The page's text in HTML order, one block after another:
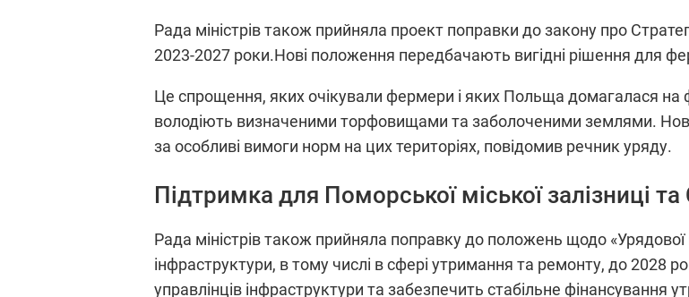
Рада міністрів також прийняла проект поправки до закону про
2023-2027 роки.Нові положення передбачають вигідні рішення для
Це спрощення, яких очікували фермери і яких Польща домагалася на
володіють визначеними торфовищами та заболоченими землями.
за особливі вимоги норм на цих територіях, повідомив речник уряду.
Підтримка для Поморської міської залізниці
Рада міністрів також прийняла поправку до положень щодо «Урядової
інфраструктури, в тому числі в сфері утримання та ремонту, до 2028
управлінців інфраструктури та забезпечить стабільне фінансування